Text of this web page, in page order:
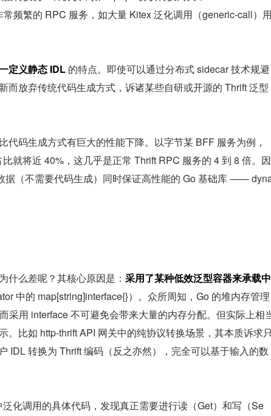
频繁的 RPC 服务，如大量 Kitex 泛化调用（generic-call）用
定义静态 IDL 的特点。即使可以通过分布式 sidecar 技术规避
而放弃传统代码生成方式，诉诸某些自研或开源的 Thrift 泛型
代码生成方式有巨大的性能下降。以字节某 BFF 服务为例，
就将近 40%，这几乎是正常 Thrift RPC 服务的 4 到 8 倍。因
据（不需要代码生成）同时保证高性能的 Go 基础库 ——
什么差呢？其核心原因是： 采用了某种低效泛型容器来承载中
中的 map[string]interface{}）。众所周知，Go 的堆内存管理
采用 interface 不可避免会带来大量的内存分配。但实际上相
。比如 http-thrift API 网关中的纯协议转换场景，其本质诉求只
IDL 转换为 Thrift 编码（反之亦然），完全可以基于输入的数
化调用的具体代码，发现真正需要进行读（Get）和写（Se